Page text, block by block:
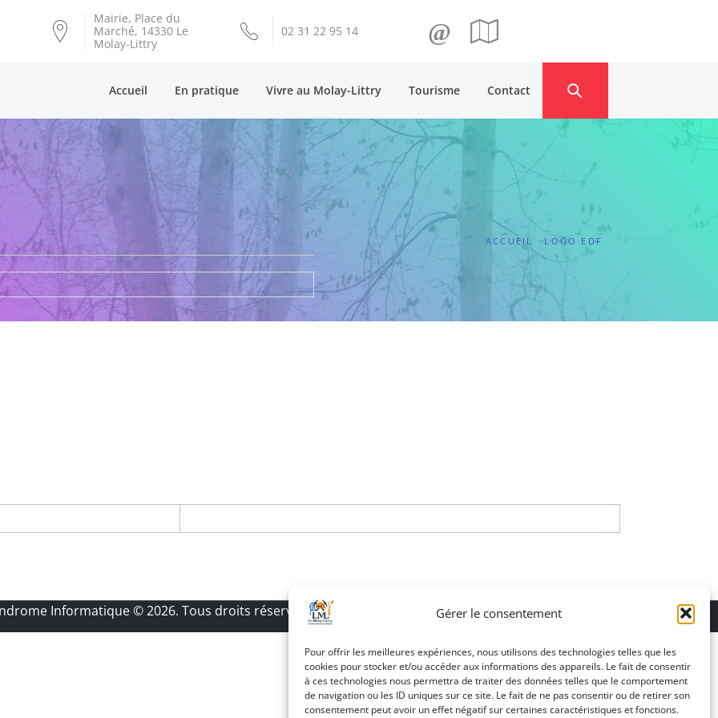
Gérer le consentement
Pour offrir les meilleures expériences, nous utilisons des technologies telles que les
cookies pour stocker et/ou accéder aux informations des appareils. Le fait de consentir
à ces technologies nous permettra de traiter des données telles que le comportement
de navigation ou les ID uniques sur ce site. Le fait de ne pas consentir ou de retirer son
consentement peut avoir un effet négatif sur certaines caractéristiques et fonctions.
Mairie, Place du
Marché, 14330 Le
Molay-Littry
02 31 22 95 14 @
Accueil En pratique Vivre au Molay-Littry Tourisme Contact
ACCUEIL LOGO EDF
Informatique© 2026. Tous droits réservés.|Mentions légales